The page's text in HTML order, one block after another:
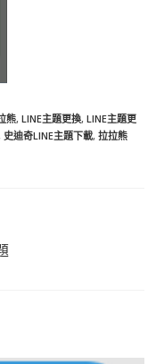
熊, LINE主題更換, LINE主題更
, 史迪奇LINE主題下載, 拉拉熊